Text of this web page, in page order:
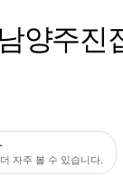
양주
자주 볼 수 있습니다.